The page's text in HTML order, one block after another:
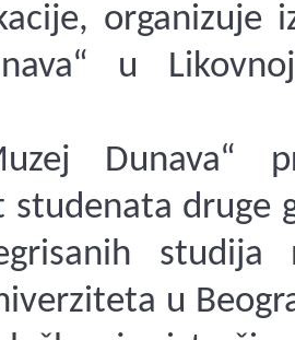
organizuje
u
Dunava“
studenata druge
studija
u